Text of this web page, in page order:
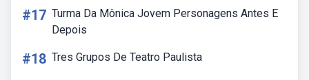
#17 Turma Da Mônica Jovem Personagens Antes E
Depois
#18 Tres Grupos De Teatro Paulista